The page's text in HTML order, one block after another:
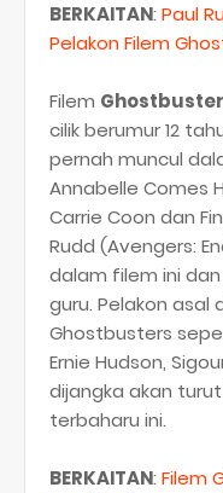
BERKAITAN: Paul
Pelakon Filem
Filem
cilik berumur 12
pernah muncul
Annabelle Comes
Carrie Coon dan
Rudd (Avengers:
dalam filem ini
guru. Pelakon asal
Ghostbusters
Ernie Hudson,
dijangka akan
terbaharu ini.
BERKAITAN: Filem